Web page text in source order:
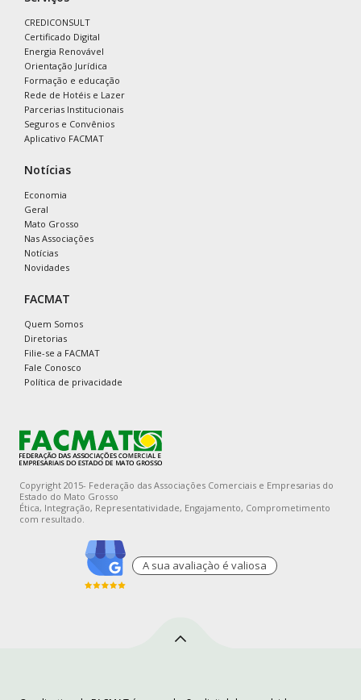
CREDICONSULT
Certificado Digital
Energia Renovável
Orientação Jurídica
Formação e educação
Rede de Hotéis e Lazer
Parcerias Institucionais
Seguros e Convênios
Aplicativo FACMAT
Notícias
Economia
Geral
Mato Grosso
Nas Associações
Notícias
Novidades
FACMAT
Quem Somos
Diretorias
Filie-se a FACMAT
Fale Conosco
Política de privacidade
Copyright 2015- Federação das Associações Comerciais e Empresarias do
Estado do Mato Grosso
Ética, Integração, Representatividade, Engajamento, Comprometimento
com resultado.
A sua avaliaçào é valiosa